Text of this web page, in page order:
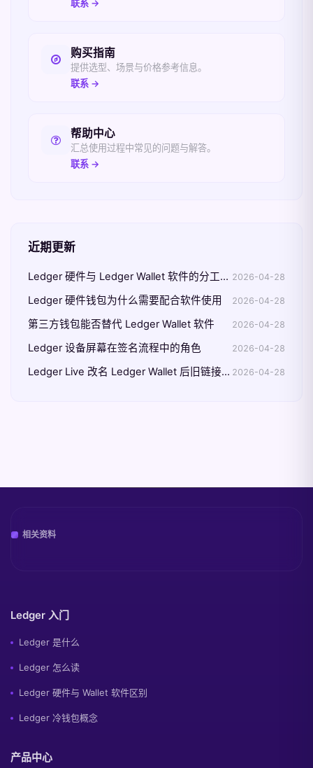
联系 →
购买指南
提供选型、场景与价格参考信息。
联系 →
帮助中心
汇总使用过程中常见的问题与解答。
联系 →
近期更新
Ledger 硬件与 Ledger Wallet 软件的分工速记 2026-04-28
Ledger 硬件钱包为什么需要配合软件使用 2026-04-28
第三方钱包能否替代 Ledger Wallet 软件 2026-04-28
Ledger 设备屏幕在签名流程中的角色 2026-04-28
Ledger Live 改名 Ledger Wallet 后旧链接还能用吗 2026-04-28
相关资料
Ledger 入门
Ledger 是什么
Ledger 怎么读
Ledger 硬件与 Wallet 软件区别
Ledger 冷钱包概念
产品中心